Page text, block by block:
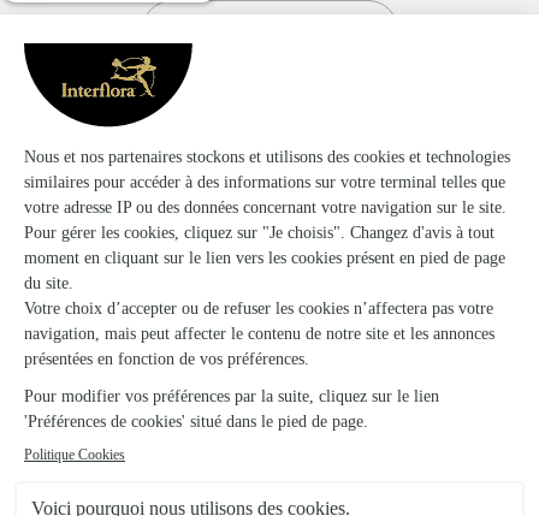
Le visuel du produit floral présenté est contractuel mais,
s'agissant d'une création réalisée par un artisan fleuriste sur
la base d’un assortiment de fleurs fraîches qui est, par sa
nature, artisanale, elle pourra parfois en différer légèrement à
la livraison.
Vase non compris dans le prix mentionné, sauf pour certains
produits identifiés. Photo en ambiance - accessoires à valeur
illustrative uniquement, non inclus dans le prix (cloche en
verre, oiseau en porcelaine, paire de lunettes, livres,
mannequin en bois, etc.). Se référer au descriptif produit.
1- Ourson en peluche Harry , taille 24 cm, Norme CE-tous âges. 2- Vase en plastique
4-Contenant non contractuel. 5-La couleur de la plante peut varier selon